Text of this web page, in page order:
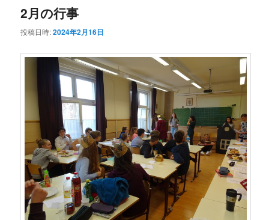
2月の行事
投稿日時:2024年2月16日